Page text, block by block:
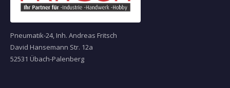
Pneumatik-24, Inh. Andreas Fritsch
David Hansemann Str. 12a
52531 Übach-Palenberg